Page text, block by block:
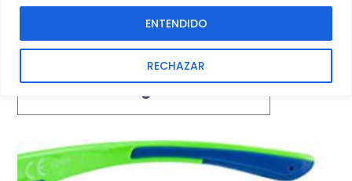
RECHAZAR
ENTENDIDO
Showing the single result